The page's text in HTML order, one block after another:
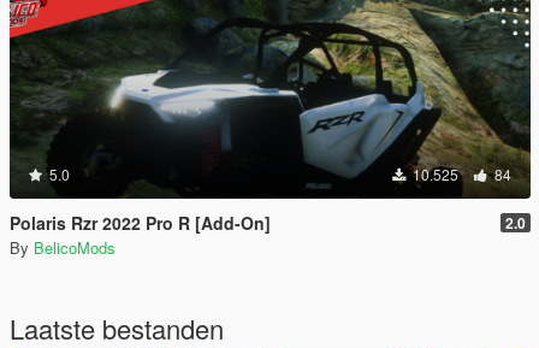
5.0 10.525 84
Polaris Rzr 2022 Pro R [Add-On] 2.0
By BelicoMods
Laatste bestanden